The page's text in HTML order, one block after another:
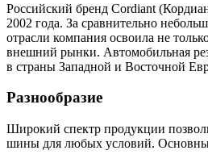
Российский бренд Cordiant
2002 года. За сравнительно
отрасли компания освоила не
внешний рынки. Автомобильная
в страны Западной и Восточной
Разнообразие
Широкий спектр продукции
шины для любых условий.